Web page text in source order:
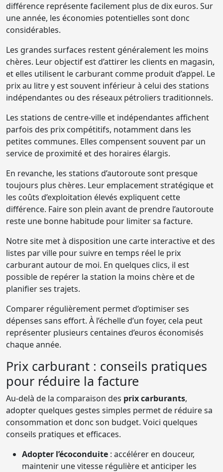
différence représente facilement plus de dix euros. Sur
une année, les économies potentielles sont donc
considérables.
Les grandes surfaces restent généralement les moins
chères. Leur objectif est d’attirer les clients en magasin,
et elles utilisent le carburant comme produit d’appel. Le
prix au litre y est souvent inférieur à celui des stations
indépendantes ou des réseaux pétroliers traditionnels.
Les stations de centre-ville et indépendantes affichent
parfois des prix compétitifs, notamment dans les
petites communes. Elles compensent souvent par un
service de proximité et des horaires élargis.
En revanche, les stations d’autoroute sont presque
toujours plus chères. Leur emplacement stratégique et
les coûts d’exploitation élevés expliquent cette
différence. Faire son plein avant de prendre l’autoroute
reste une bonne habitude pour limiter sa facture.
Notre site met à disposition une carte interactive et des
listes par ville pour suivre en temps réel le prix
carburant autour de moi. En quelques clics, il est
possible de repérer la station la moins chère et de
planifier ses trajets.
Comparer régulièrement permet d’optimiser ses
dépenses sans effort. À l’échelle d’un foyer, cela peut
représenter plusieurs centaines d’euros économisés
chaque année.
Prix carburant : conseils pratiques
pour réduire la facture
Au-delà de la comparaison des prix carburants,
adopter quelques gestes simples permet de réduire sa
consommation et donc son budget. Voici quelques
conseils pratiques et efficaces.
Adopter l’écoconduite : accélérer en douceur,
maintenir une vitesse régulière et anticiper les